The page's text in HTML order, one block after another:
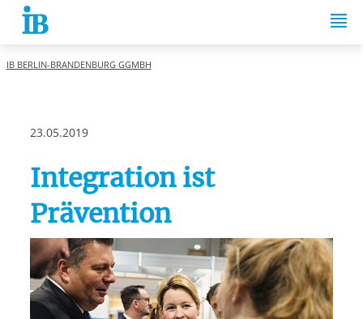
Springe zum Inhalt
IB BERLIN-BRANDENBURG GGMBH
23.05.2019
Integration ist
Prävention